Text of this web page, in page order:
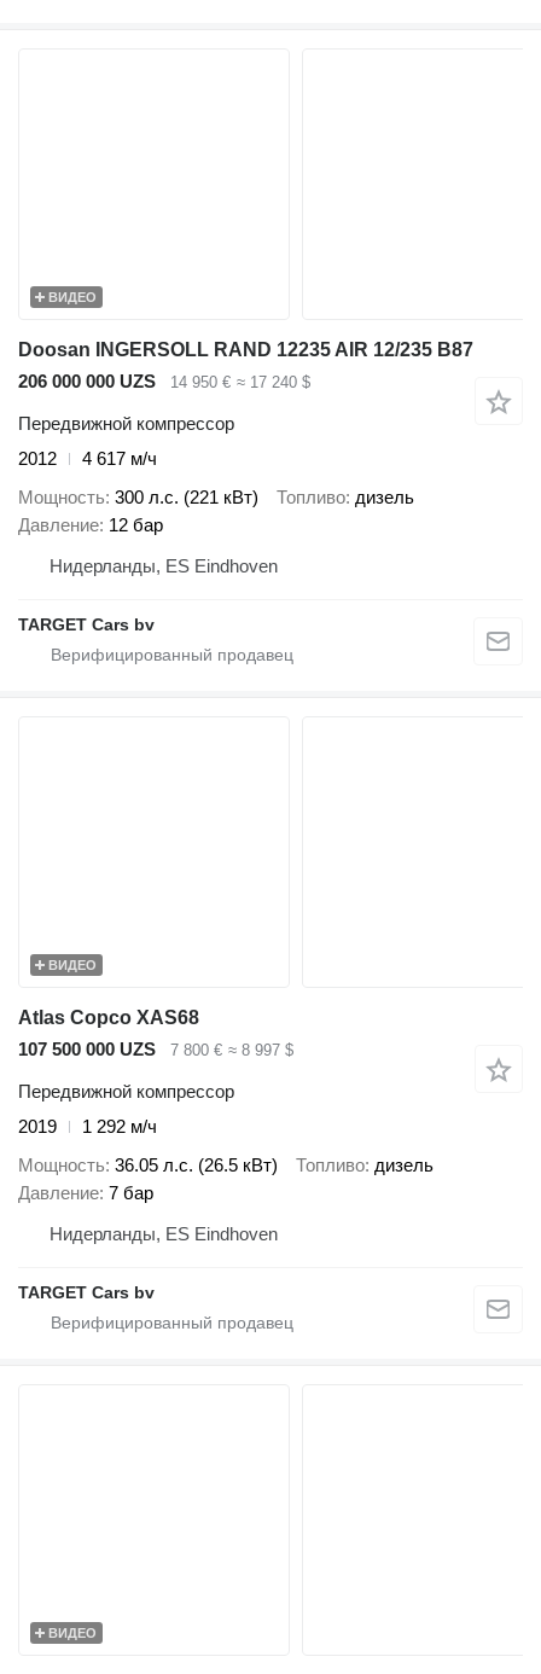
ВИДЕО
Doosan INGERSOLL RAND 12235 AIR 12/235 B87
206 000 000 UZS
14 950 € ≈ 17 240 $
Передвижной компрессор
2012
4 617 м/ч
Мощность 300 л.с. (221 кВт) Топливо дизель
Давление 12 бар
Нидерланды, ES Eindhoven
TARGET Cars bv
ВИДЕО
Atlas Copco XAS68
107 500 000 UZS
7 800 € ≈ 8 997 $
Передвижной компрессор
2019
1 292 м/ч
Мощность 36.05 л.с. (26.5 кВт) Топливо дизель
Давление 7 бар
Нидерланды, ES Eindhoven
TARGET Cars bv
ВИДЕО